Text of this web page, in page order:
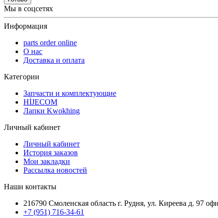
Мы в соцсетях
Информация
parts order onlinе
О нас
Доставка и оплата
Категории
Запчасти и комплектующие
HİJECOM
Лапки Kwokhing
Личный кабинет
Личный кабинет
История заказов
Мои закладки
Рассылка новостей
Наши контакты
216790 Смоленская область г. Рудня, ул. Киреева д. 97
+7 (951) 716-34-61